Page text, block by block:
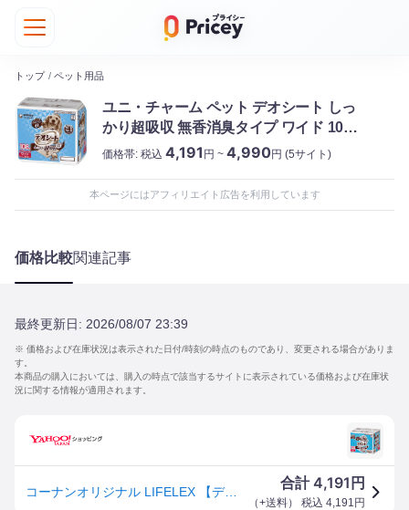
トップ / ペット用品
ユニ・チャーム ペット デオシート しっ
かり超吸収 無香消臭タイプ ワイド 108
枚
価格帯: 税込 4,191 円 ~ 4,990円 (5サイト)
本ページにはアフィリエイト広告を利用しています
価格比較関連記事
最終更新日: 2026/08/07 23:39
※ 価格および在庫状況は表示された日付/時刻の時点のものであり、変更される場合がありま
す。
本商品の購入においては、購入の時点で該当するサイトに表示されている価格および在庫状
況に関する情報が適用されます。
コーナンオリジナル LIFELEX 【デオシート】ウルトラパック ワイド 108枚／モレを軽減 小型犬のオシッコ５〜３回分（約１５０ｃｃ）吸収 ライフレックス
合計4,191 円
（+送料） 税込 4,191 円